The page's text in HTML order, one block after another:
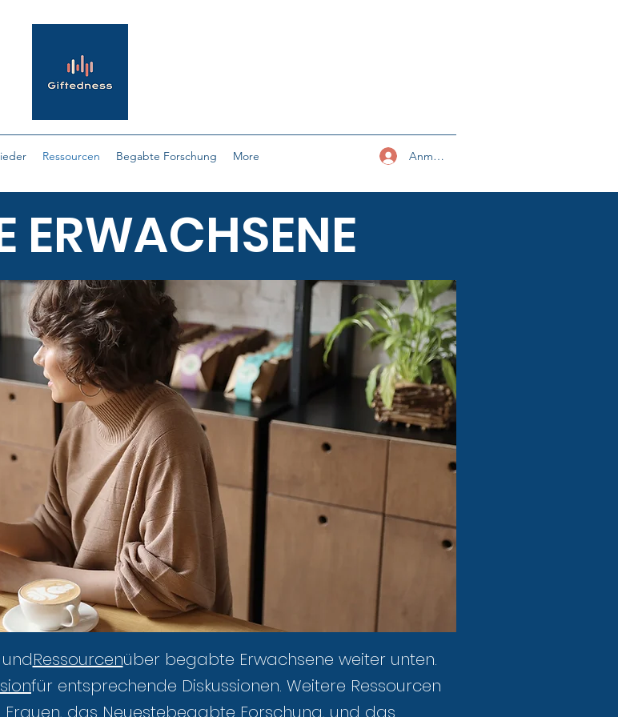
Ressourcen Begabte Forschung More Anmelden
ERWACHSENE
undRessourcenüber begabte Erwachsene weiter unten.
für entsprechende Diskussionen. Weitere Ressourcen
, das Neuestebegabte Forschung, und das